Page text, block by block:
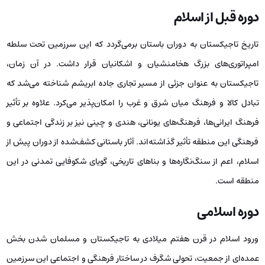
دوره قبل از اسلام
تاریخ تاجیکستان به دوران باستان برمی‌گردد که این سرزمین تحت سلطه
امپراتوری‌های بزرگ هخامنشیان و اشکانیان قرار داشت. در آن زمان،
تاجیکستان به‌ عنوان جزئی از مسیر تجاری جاده ابریشم شناخته می‌شد که
تبادل کالا و فرهنگ میان شرق و غرب را امکان‌پذیر می‌کرد. علاوه بر تأثیر
فرهنگ ایرانی‌ها، فرهنگ‌های یونانی، هندی و چینی نیز بر زندگی اجتماعی و
فرهنگی این منطقه تأثیر گذاشته‌اند. آثار باستانی کشف‌شده از دوران پیش از
اسلام، اعم از سنگ‌نگاره‌ها و بناهای تاریخی، گویای شکوفایی تمدنی در این
منطقه است.
دوره اسلامی
ورود اسلام در قرن هفتم میلادی به تاجیکستان و مسلمان شدن بخش
عمده‌ای از جمعیت، تحولی شگرف در ساختار فرهنگی و اجتماعی این سرزمین